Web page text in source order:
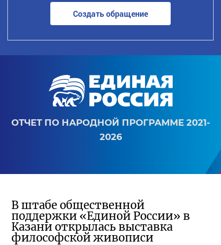
Создать обращение
ОТЧЕТ ПО НАРОДНОЙ ПРОГРАММЕ 2021-
2026
В штабе общественной
поддержки «Единой России» в
Казани открылась выставка
философской живописи